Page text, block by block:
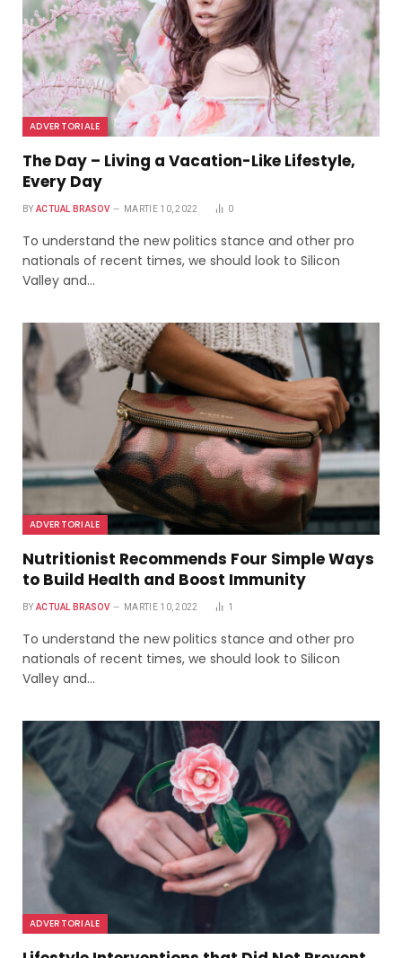
ADVERTORIALE
The Day – Living a Vacation-Like Lifestyle,
Every Day
BY ACTUAL BRASOV MARTIE 10, 2022 0
To understand the new politics stance and other pro
nationals of recent times, we should look to Silicon
Valley and…
ADVERTORIALE
Nutritionist Recommends Four Simple Ways
to Build Health and Boost Immunity
BY ACTUAL BRASOV MARTIE 10, 2022 1
To understand the new politics stance and other pro
nationals of recent times, we should look to Silicon
Valley and…
ADVERTORIALE